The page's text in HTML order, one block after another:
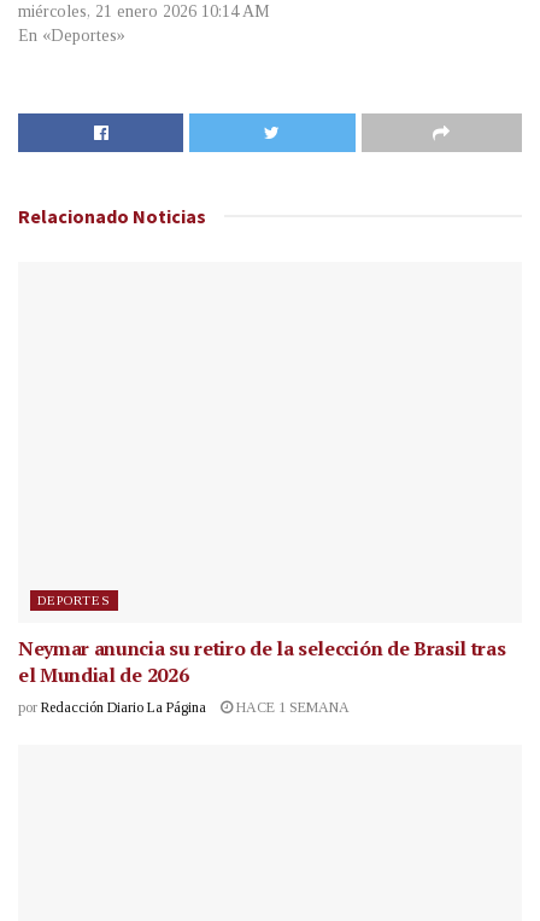
miércoles, 21 enero 2026 10:14 AM
En «Deportes»
Relacionado Noticias
DEPORTES
Neymar anuncia su retiro de la selección de Brasil tras
el Mundial de 2026
por Redacción Diario La Página HACE 1 SEMANA